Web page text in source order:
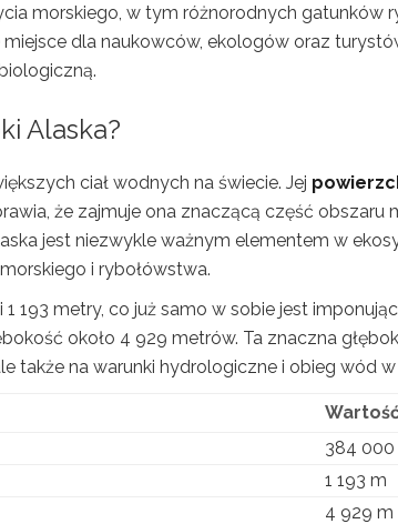
morskiego, w tym różnorodnych gatunków
dla naukowców, ekologów oraz
Alaska?
ciał wodnych na świecie. Jej
że zajmuje ona znaczącą część obszaru
jest niezwykle ważnym elementem w
i rybołówstwa.
193 metry, co już samo w sobie jest
około 4 929 metrów. Ta znaczna
także na warunki hydrologiczne i obieg wód
384 000
1 193 m
4 929 m